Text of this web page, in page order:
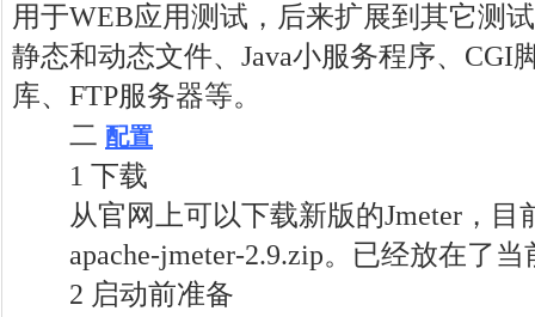
用于WEB应用测试，后来扩展到其它测
静态和动态文件、Java小服务程序、CGI
库、FTP服务器等。
二 配置
1 下载
从官网上可以下载新版的Jmeter，目
apache-jmeter-2.9.zip。已经放在了当
2 启动前准备